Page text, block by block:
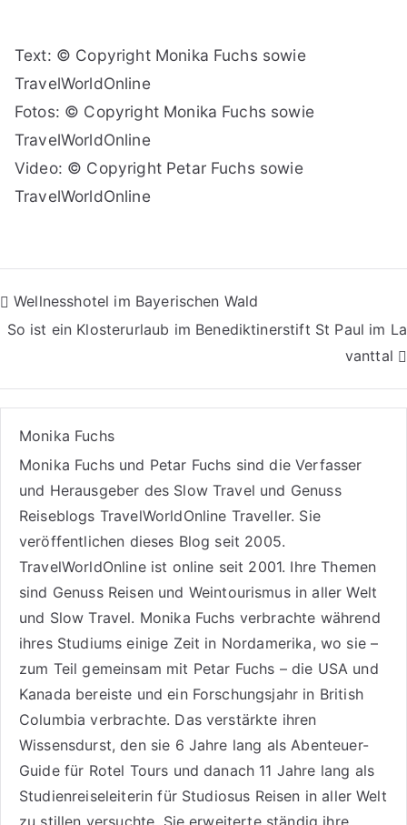
Text: © Copyright Monika Fuchs sowie
TravelWorldOnline
Fotos: © Copyright Monika Fuchs sowie
TravelWorldOnline
Video: © Copyright Petar Fuchs sowie
TravelWorldOnline
Beitragsnavigation
Wellnesshotel im Bayerischen Wald
So ist ein Klosterurlaub im Benediktinerstift St Paul im La
vanttal
Monika Fuchs
Monika Fuchs und Petar Fuchs sind die Verfasser
und Herausgeber des Slow Travel und Genuss
Reiseblogs TravelWorldOnline Traveller. Sie
veröffentlichen dieses Blog seit 2005.
TravelWorldOnline ist online seit 2001. Ihre Themen
sind Genuss Reisenund Weintourismusin aller Welt
und Slow Travel. Monika Fuchs verbrachte während
ihres Studiums einige Zeit in Nordamerika, wo sie –
zum Teil gemeinsam mit Petar Fuchs – die USA und
Kanada bereiste und ein Forschungsjahr in British
Columbia verbrachte. Das verstärkte ihren
Wissensdurst, den sie 6 Jahre lang als Abenteuer-
Guide für Rotel Tours und danach 11 Jahre lang als
Studienreiseleiterin für Studiosus Reisen in aller Welt
zu stillen versuchte. Sie erweiterte ständig ihre